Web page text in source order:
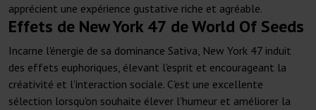
apprécient une expérience gustative riche et agréable.
Effets de New York 47 de World Of Seeds
Incarne l'énergie de sa dominance Sativa, New York 47 induit
des effets euphoriques, élevant l'esprit et encourageant la
créativité et l'interaction sociale. C'est une excellente
sélection lorsqu'on souhaite élever l'humeur et améliorer la